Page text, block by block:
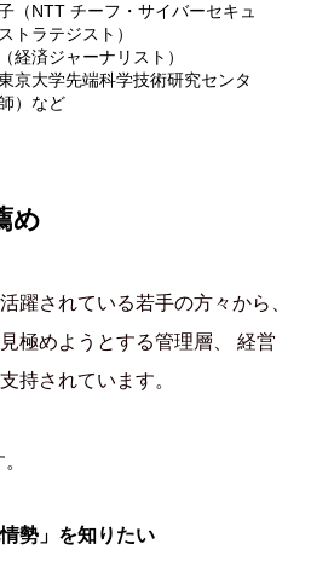
（NTT チーフ・サイバーセキュ
トラテジスト）
経済ジャーナリスト）
京大学先端科学技術研究センタ
）など
め
躍されている若手の方々から、
極めようとする管理層、 経営
持されています。
勢」を知りたい